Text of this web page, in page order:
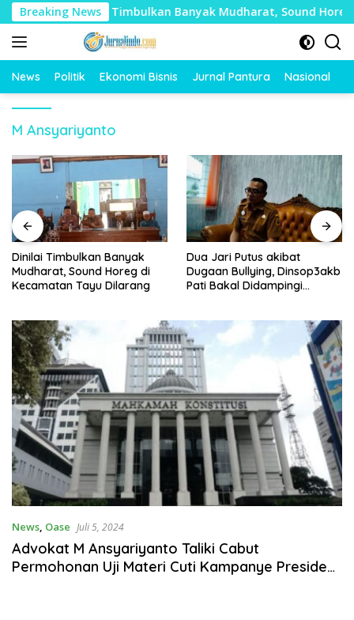
Langsung
ke
konten
Breaking News
Dinilai Timbulkan Banyak Mudharat, Sound Horeg
News Politik Ekonomi Bisnis Jurnal Pantura Nasional
M Ansyariyanto
Dinilai Timbulkan Banyak
Mudharat, Sound Horeg di
Kecamatan Tayu Dilarang
Dua Jari Putus akibat
Dugaan Bullying, Dinsop3akb
Pati Bakal Didampingi
News, Oase Juli 5, 2024
Advokat M Ansyariyanto Taliki Cabut
Permohonan Uji Materi Cuti Kampanye Presiden